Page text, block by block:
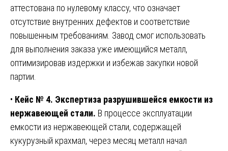
аттестована по нулевому классу, что означает
отсутствие внутренних дефектов и соответствие
повышенным требованиям. Завод смог использовать
для выполнения заказа уже имеющийся металл,
оптимизировав издержки и избежав закупки новой
партии.
• Кейс № 4. Экспертиза разрушившейся емкости из
нержавеющей стали. В процессе эксплуатации
емкости из нержавеющей стали, содержащей
кукурузный крахмал, через месяц металл начал